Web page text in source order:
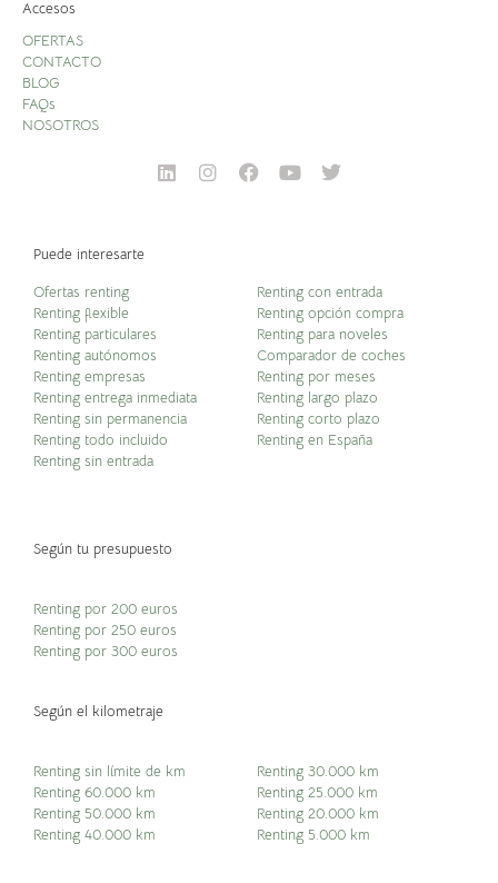
Accesos
OFERTAS
CONTACTO
BLOG
FAQs
NOSOTROS
Puede interesarte
Ofertas renting
Renting flexible
Renting particulares
Renting autónomos
Renting empresas
Renting entrega inmediata
Renting sin permanencia
Renting todo incluido
Renting sin entrada
Renting con entrada
Renting opción compra
Renting para noveles
Comparador de coches
Renting por meses
Renting largo plazo
Renting corto plazo
Renting en España
Según tu presupuesto
Renting por 200 euros
Renting por 250 euros
Renting por 300 euros
Según el kilometraje
Renting sin límite de km
Renting 60.000 km
Renting 50.000 km
Renting 40.000 km
Renting 30.000 km
Renting 25.000 km
Renting 20.000 km
Renting 5.000 km